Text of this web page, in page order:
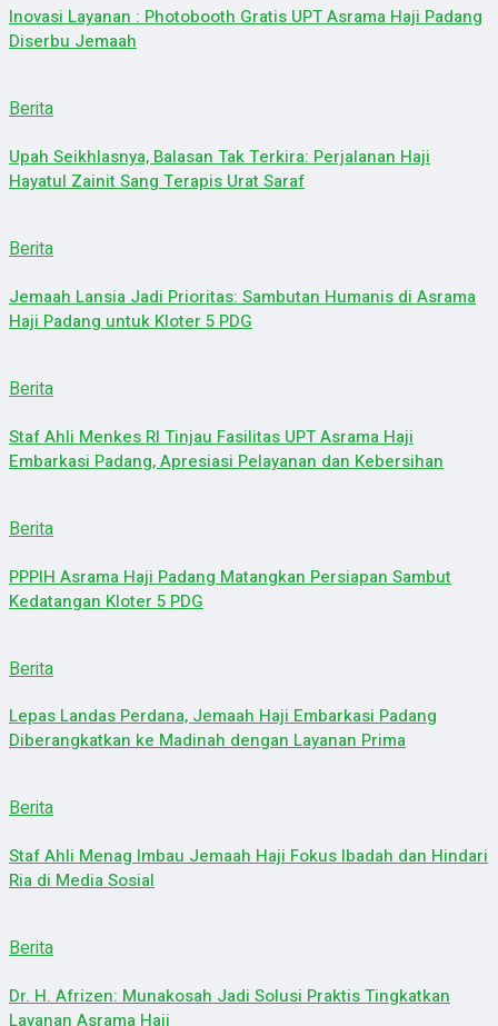
Inovasi Layanan : Photobooth Gratis UPT Asrama Haji Padang
Diserbu Jemaah
Berita
Upah Seikhlasnya, Balasan Tak Terkira: Perjalanan Haji
Hayatul Zainit Sang Terapis Urat Saraf
Berita
Jemaah Lansia Jadi Prioritas: Sambutan Humanis di Asrama
Haji Padang untuk Kloter 5 PDG
Berita
Staf Ahli Menkes RI Tinjau Fasilitas UPT Asrama Haji
Embarkasi Padang, Apresiasi Pelayanan dan Kebersihan
Berita
PPPIH Asrama Haji Padang Matangkan Persiapan Sambut
Kedatangan Kloter 5 PDG
Berita
Lepas Landas Perdana, Jemaah Haji Embarkasi Padang
Diberangkatkan ke Madinah dengan Layanan Prima
Berita
Staf Ahli Menag Imbau Jemaah Haji Fokus Ibadah dan Hindari
Ria di Media Sosial
Berita
Dr. H. Afrizen: Munakosah Jadi Solusi Praktis Tingkatkan
Layanan Asrama Haji